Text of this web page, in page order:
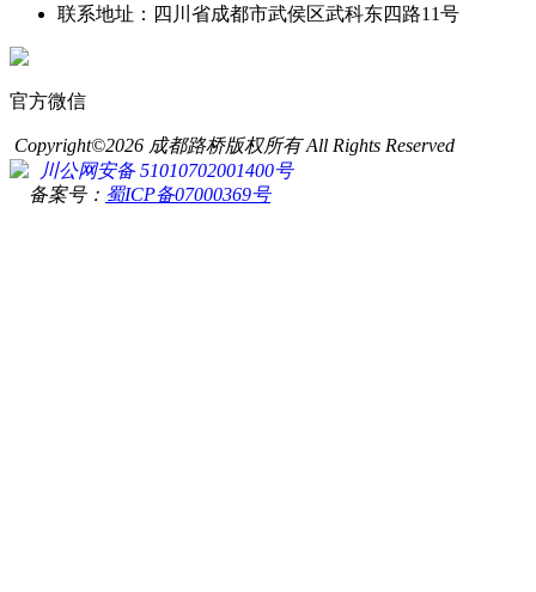
联系地址：四川省成都市武侯区武科东四路11号
官方微信
Copyright©2026 成都路桥版权所有 All Rights Reserved
川公网安备 51010702001400号
备案号： 蜀ICP备07000369号